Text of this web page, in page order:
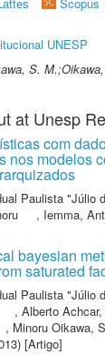
UNESP
S.
at Unesp
com
nos modelos
Paulista "Júlio
, Iemma,
bayesian
saturated
Paulista "Júlio
, Alberto
, Minoru Oikawa,
[Artigo]